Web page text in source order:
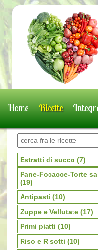
Home Ricette
Prenota una visita
Estratti di succo (7)
Pane-Focacce-Torte
(19)
Antipasti (10)
Zuppe e Vellutate (17)
Primi piatti (10)
Riso e Risotti (10)